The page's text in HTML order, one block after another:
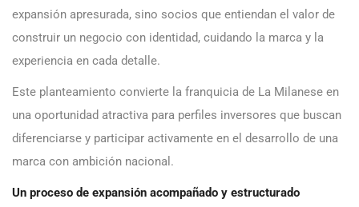
expansión apresurada, sino socios que entiendan el valor de
construir un negocio con identidad, cuidando la marca y la
experiencia en cada detalle.
Este planteamiento convierte la franquicia de La Milanese en
una oportunidad atractiva para perfiles inversores que buscan
diferenciarse y participar activamente en el desarrollo de una
marca con ambición nacional.
Un proceso de expansión acompañado y estructurado